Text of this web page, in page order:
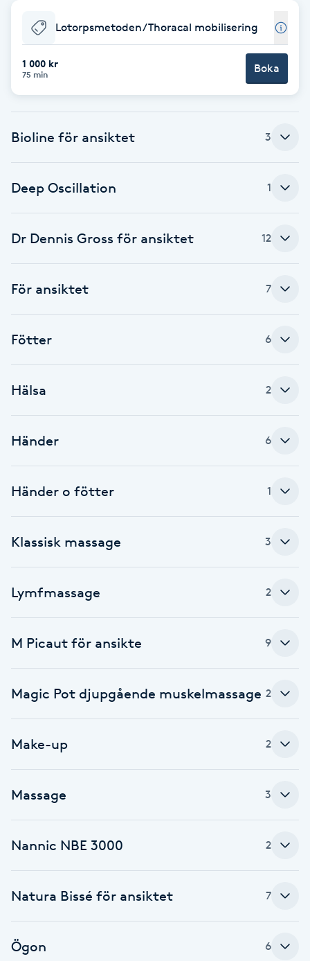
Babylights
Balayage
Barber
Barnklippning
Bottenfärg
Brynformning
Brynplockning
Coachning
Color correction
D
Dermapen
Diamantslipning
Extensions
Extensions borttagning
F
Lotorpsmetoden/Thoracal mobilisering
1 000 kr
75 min Boka
Bioline för ansiktet 3
Deep Oscillation 1
Dr Dennis Gross för ansiktet 12
För ansiktet 7
Fötter 6
Hälsa 2
Händer 6
Händer o fötter 1
Klassisk massage 3
Lymfmassage 2
M Picaut för ansikte 9
Magic Pot djupgående muskelmassage 2
Make-up 2
Massage 3
Nannic NBE 3000 2
Natura Bissé för ansiktet 7
Ögon 6